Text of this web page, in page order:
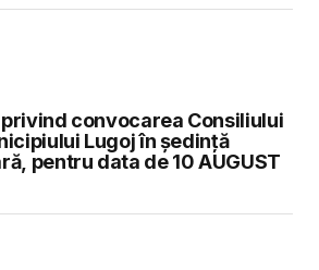
privind convocarea Consiliului
Lugoj în şedinţă
pentru data de 10 AUGUST